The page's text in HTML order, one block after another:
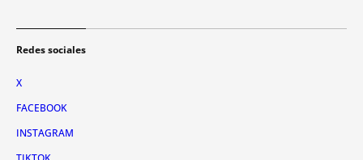
Redes sociales
X
FACEBOOK
INSTAGRAM